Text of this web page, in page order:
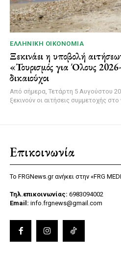
ΕΛΛΗΝΙΚΉ ΟΙΚΟΝΟΜΊΑ
Ξεκινάει η υποβολή
«Τουρισμός για Όλους
δικαιούχοι
Από σήμερα, Τετάρτη 5 Αυγούστου
ξεκινούν οι αιτήσεις συμμετοχής
Επικοινωνία
Το FRGNews.gr ανήκει στην «FRG
Τηλ.επικοινωνίας: 6983094002
Email: info.frgnews@gmail.com